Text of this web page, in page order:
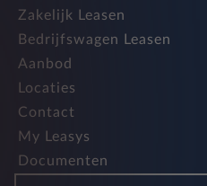
Zakelijk Leasen
Bedrijfswagen Leasen
Aanbod
Locaties
Contact
My Leasys
Documenten